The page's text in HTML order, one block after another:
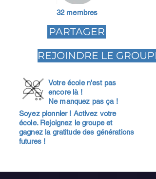
32 membres
PARTAGER
REJOINDRE LE GROUPE
Votre école n'est pas
encore là !
Ne manquez pas ça !
Soyez pionnier ! Activez votre
école. Rejoignez le groupe et
gagnez la gratitude des générations
futures !